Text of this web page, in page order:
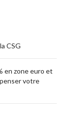
CSG
en zone euro et
votre